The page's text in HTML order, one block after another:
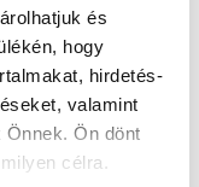
és
hogy
hirdetés-
valamint
Ön dönt
célra.
penthouse lakás
lakás Budapest
panellakás
a XIII.